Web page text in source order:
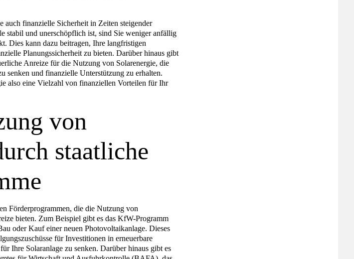
auch finanzielle Sicherheit in Zeiten steigender
stabil und unerschöpflich ist, sind Sie weniger anfällig
Dies kann dazu beitragen, Ihre langfristigen
Planungssicherheit zu bieten. Darüber hinaus gibt
Anreize für die Nutzung von Solarenergie, die
senken und finanzielle Unterstützung zu erhalten.
also eine Vielzahl von finanziellen Vorteilen für Ihr
von
staatliche
Förderprogrammen, die die Nutzung von
bieten. Zum Beispiel gibt es das KfW-Programm
oder Kauf einer neuen Photovoltaikanlage. Dieses
für Investitionen in erneuerbare
Ihre Solaranlage zu senken. Darüber hinaus gibt es